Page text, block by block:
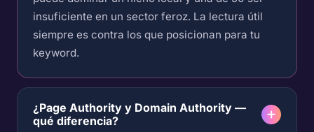
insuficiente en un sector feroz. La lectura útil
siempre es contra los que posicionan para tu
keyword.
¿Page Authority y Domain Authority —
qué diferencia?